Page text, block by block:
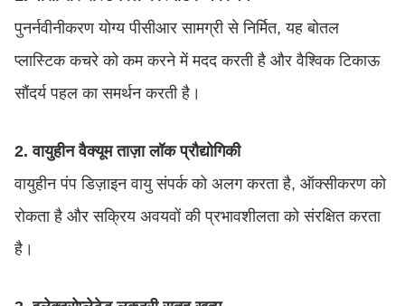
पुनर्नवीनीकरण योग्य पीसीआर सामग्री से निर्मित, यह बोतल
प्लास्टिक कचरे को कम करने में मदद करती है और वैश्विक टिकाऊ
सौंदर्य पहल का समर्थन करती है।
2. वायुहीन वैक्यूम ताज़ा लॉक प्रौद्योगिकी
वायुहीन पंप डिज़ाइन वायु संपर्क को अलग करता है, ऑक्सीकरण को
रोकता है और सक्रिय अवयवों की प्रभावशीलता को संरक्षित करता
है।